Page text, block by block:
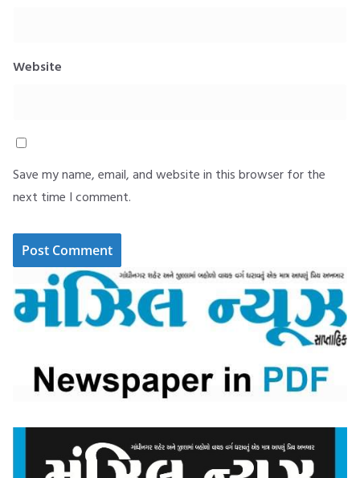
Website
Save my name, email, and website in this browser for the
next time I comment.